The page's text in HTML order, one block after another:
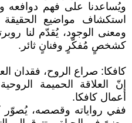
ويُساعدنا على فهم دوافعه
استكشاف مواضيع الحقيقة
ومعنى الوجود، يُقدّم لنا
كشخصٍ مُفكّرٍ وفنانٍ ثائر.
كافكا: صراع الروح، فقدان
إنّ العلاقة الحميمة
أعمال كافكا.
ففي رواياته وقصصه،